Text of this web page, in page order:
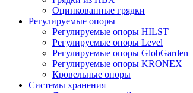
Оцинкованные грядки
Регулируемые опоры
Регулируемые опоры HILST
Регулируемые опоры Level
Регулируемые опоры GlobGarden
Регулируемые опоры KRONEX
Кровельные опоры
Системы хранения